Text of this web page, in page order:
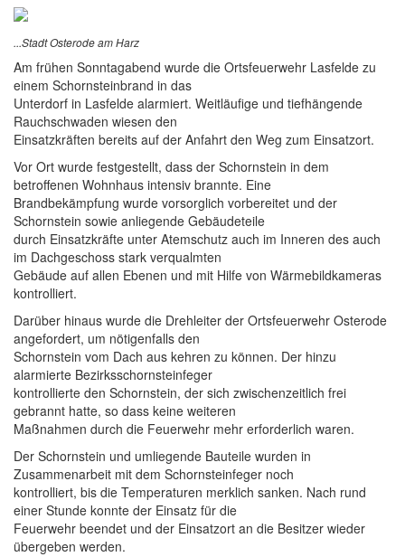
...Stadt Osterode am Harz
Am frühen Sonntagabend wurde die Ortsfeuerwehr Lasfelde zu
einem Schornsteinbrand in das
Unterdorf in Lasfelde alarmiert. Weitläufige und tiefhängende
Rauchschwaden wiesen den
Einsatzkräften bereits auf der Anfahrt den Weg zum Einsatzort.
Vor Ort wurde festgestellt, dass der Schornstein in dem
betroffenen Wohnhaus intensiv brannte. Eine
Brandbekämpfung wurde vorsorglich vorbereitet und der
Schornstein sowie anliegende Gebäudeteile
durch Einsatzkräfte unter Atemschutz auch im Inneren des auch
im Dachgeschoss stark verqualmten
Gebäude auf allen Ebenen und mit Hilfe von Wärmebildkameras
kontrolliert.
Darüber hinaus wurde die Drehleiter der Ortsfeuerwehr Osterode
angefordert, um nötigenfalls den
Schornstein vom Dach aus kehren zu können. Der hinzu
alarmierte Bezirksschornsteinfeger
kontrollierte den Schornstein, der sich zwischenzeitlich frei
gebrannt hatte, so dass keine weiteren
Maßnahmen durch die Feuerwehr mehr erforderlich waren.
Der Schornstein und umliegende Bauteile wurden in
Zusammenarbeit mit dem Schornsteinfeger noch
kontrolliert, bis die Temperaturen merklich sanken. Nach rund
einer Stunde konnte der Einsatz für die
Feuerwehr beendet und der Einsatzort an die Besitzer wieder
übergeben werden.